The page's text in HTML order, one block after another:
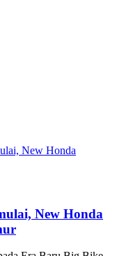
New Honda